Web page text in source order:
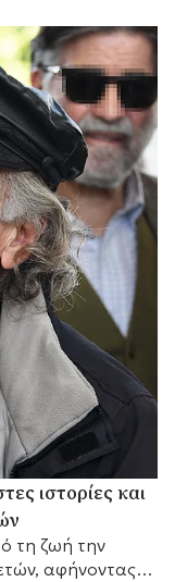
ιστορίες και
τη ζωή την
αφήνοντας